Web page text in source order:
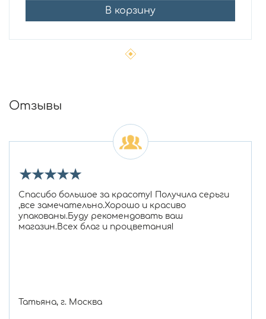
В корзину
Отзывы
★★★★★
Спасибо большое за красоту! Получила серьги
,все замечательно.Хорошо и красиво
упакованы.Буду рекомендовать ваш
магазин.Всех благ и процветания!
Татьяна, г. Москва